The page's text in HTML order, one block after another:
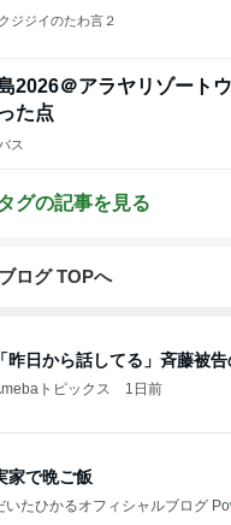
ジジイのたわ言２
2026＠アラヤリゾート
た点
ス
グの記事を見る
ログ TOPへ
「昨日から話してる」斉藤被
トピックス 1日前
家で晩ご飯
いたひかるオフィシャルブログ